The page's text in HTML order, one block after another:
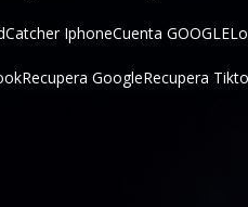
Catcher IphoneCuenta GOOGLE
Recupera GoogleRecupera